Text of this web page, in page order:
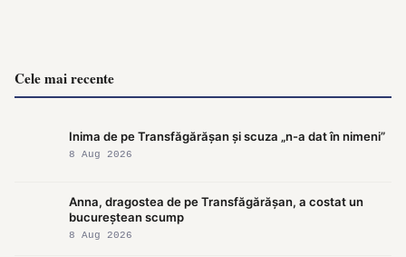
Cele mai recente
Inima de pe Transfăgărășan și scuza „n-a dat în nimeni”
8 Aug 2026
Anna, dragostea de pe Transfăgărășan, a costat un
bucureștean scump
8 Aug 2026